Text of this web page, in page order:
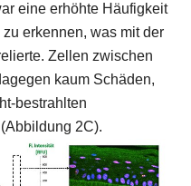
eine erhöhte Häufigkeit
erkennen, was mit der
Zellen zwischen
kaum Schäden,
bestrahlten
2C).